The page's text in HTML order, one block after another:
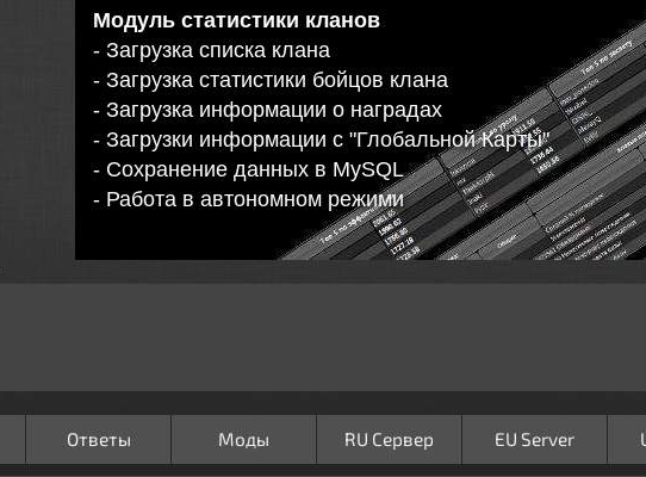
Модуль статистики кланов
- Загрузка списка клана
- Загрузка статистики бойцов клана
- Загрузка информации о наградах
- Загрузки информации с "Глобальной Карты"
- Сохранение данных в MySQL
- Работа в автономном режими
Ответы Моды RU Сервер EU Server